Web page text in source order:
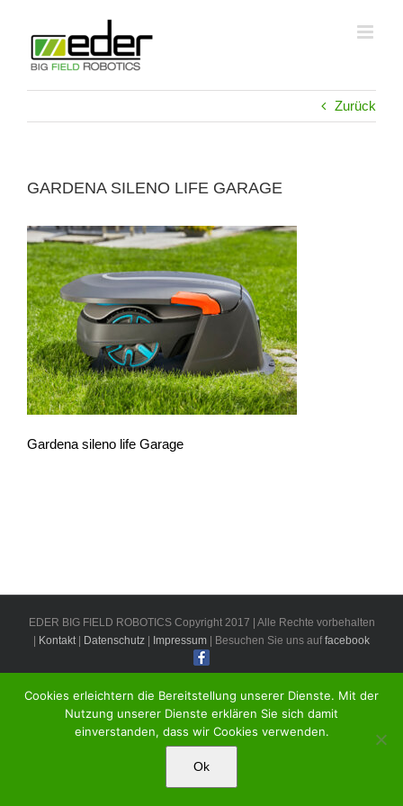
springen
Zurück
GARDENA SILENO LIFE GARAGE
Gardena sileno life Garage
EDER BIG FIELD ROBOTICS Copyright 2017 | Alle Rechte vorbehalten
Kontakt| Datenschutz Impressum | Besuchen Sie uns auffacebook
Cookies erleichtern die Bereitstellung unserer Dienste. Mit der
Nutzung unserer Dienste erklären Sie sich damit
einverstanden, dass wir Cookies verwenden.
Ok